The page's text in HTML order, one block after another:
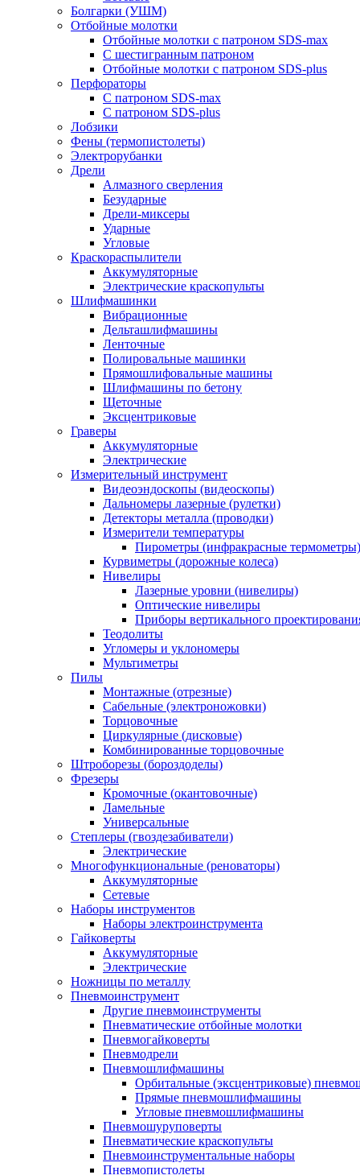
Болгарки (УШМ)
Отбойные молотки
Отбойные молотки с патроном SDS-max
С шестигранным патроном
Отбойные молотки с патроном SDS-plus
Перфораторы
С патроном SDS-max
С патроном SDS-plus
Лобзики
Фены (термопистолеты)
Электрорубанки
Дрели
Алмазного сверления
Безударные
Дрели-миксеры
Ударные
Угловые
Краскораспылители
Аккумуляторные
Электрические краскопульты
Шлифмашинки
Вибрационные
Дельташлифмашины
Ленточные
Полировальные машинки
Прямошлифовальные машины
Шлифмашины по бетону
Щеточные
Эксцентриковые
Граверы
Аккумуляторные
Электрические
Измерительный инструмент
Видеоэндоскопы (видеоскопы)
Дальномеры лазерные (рулетки)
Детекторы металла (проводки)
Измерители температуры
Пирометры (инфракрасные термометры)
Курвиметры (дорожные колеса)
Нивелиры
Лазерные уровни (нивелиры)
Оптические нивелиры
Приборы вертикального
Теодолиты
Угломеры и уклономеры
Мультиметры
Пилы
Монтажные (отрезные)
Сабельные (электроножовки)
Торцовочные
Циркулярные (дисковые)
Комбинированные торцовочные
Штроборезы (бороздоделы)
Фрезеры
Кромочные (окантовочные)
Ламельные
Универсальные
Степлеры (гвоздезабиватели)
Электрические
Многофункциональные (реноваторы)
Аккумуляторные
Сетевые
Наборы инструментов
Наборы электроинструмента
Гайковерты
Аккумуляторные
Электрические
Ножницы по металлу
Пневмоинструмент
Другие пневмоинструменты
Пневматические отбойные молотки
Пневмогайковерты
Пневмодрели
Пневмошлифмашины
Орбитальные (эксцентриковые)
Прямые пневмошлифмашины
Угловые пневмошлифмашины
Пневмошуруповерты
Пневматические краскопульты
Пневмоинструментальные наборы
Пневмопистолеты